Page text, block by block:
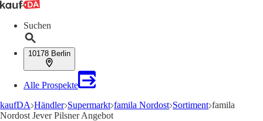
Suchen
10178 Berlin
Alle Prospekte
kaufDA Händler Supermarkt famila Nordost Sortiment famila
Nordost Jever Pilsner Angebot